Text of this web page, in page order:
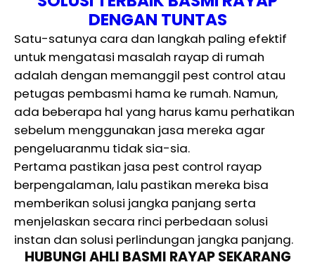
DENGAN TUNTAS
Satu-satunya cara dan langkah paling efektif
untuk mengatasi masalah rayap di rumah
adalah dengan memanggil pest control atau
petugas pembasmi hama ke rumah. Namun,
ada beberapa hal yang harus kamu perhatikan
sebelum menggunakan jasa mereka agar
pengeluaranmu tidak sia-sia.
Pertama pastikan jasa pest control rayap
berpengalaman, lalu pastikan mereka bisa
memberikan solusi jangka panjang serta
menjelaskan secara rinci perbedaan solusi
instan dan solusi perlindungan jangka panjang.
HUBUNGI AHLI BASMI RAYAP SEKARANG